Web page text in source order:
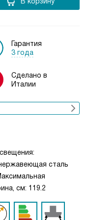
Гарантия
3 года
Сделано в
Италии
сталь
см: 119.2